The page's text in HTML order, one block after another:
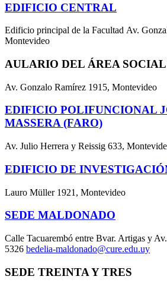
EDIFICIO CENTRAL
Edificio principal de la Facultad Av.
Montevideo
AULARIO DEL ÁREA
Av. Gonzalo Ramírez 1915, Montevideo
EDIFICIO POLIFUNCIONAL
MASSERA (FARO)
Av. Julio Herrera y Reissig 633,
EDIFICIO DE
Lauro Müller 1921, Montevideo
SEDE MALDONADO
Calle Tacuarembó entre Bvar. Artigas y
5326 bedelia-maldonado@cure.edu.uy
SEDE TREINTA Y TRES